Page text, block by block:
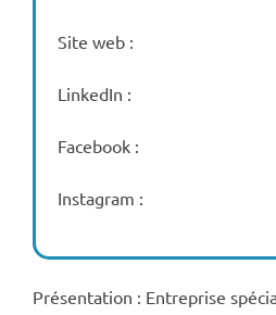
Site web :
LinkedIn :
Facebook :
Instagram :
Présentation : Entreprise